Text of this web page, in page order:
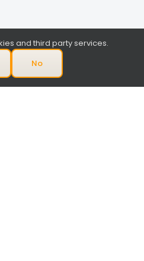
and third party services.
No